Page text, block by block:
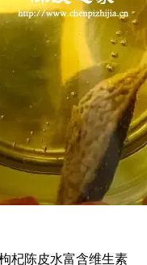
杞陈皮水富含维生素